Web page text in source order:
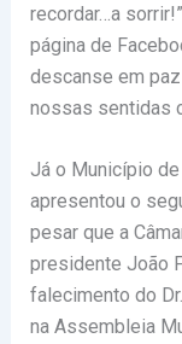
recordar…a
página de
descanse em
nossas sentidas
Já o Município de
apresentou o
pesar que a
presidente João
falecimento do
na Assembleia